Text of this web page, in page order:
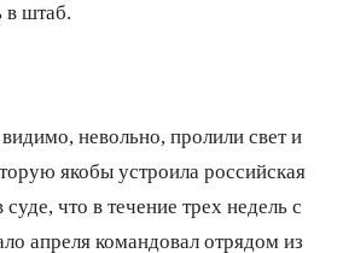
штаб.
невольно, пролили свет и
якобы устроила российская
что в течение трех недель с
апреля командовал отрядом из